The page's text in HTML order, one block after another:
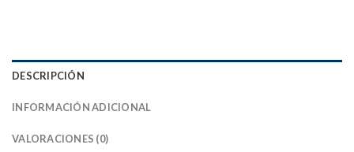
DESCRIPCIÓN
INFORMACIÓN ADICIONAL
VALORACIONES (0)